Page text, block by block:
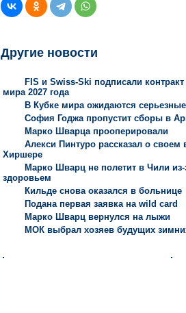
Другие новости
FIS и Swiss-Ski подписали
мира 2027 года
В Кубке мира ожидаются
София Годжа пропустит сборы в
Марко Шварца прооперировали
Алекси Пинтуро рассказал о
Хиршере
Марко Шварц не полетит в Чили
здоровьем
Кильде снова оказался в больнице
Подана первая заявка на wild card
Марко Шварц вернулся на лыжи
МОК выбрал хозяев будущих